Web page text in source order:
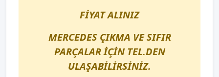
FİYAT ALINIZ
MERCEDES ÇIKMA VE SIFIR
PARÇALAR İÇİN TEL.DEN
ULAŞABİLİRSİNİZ.